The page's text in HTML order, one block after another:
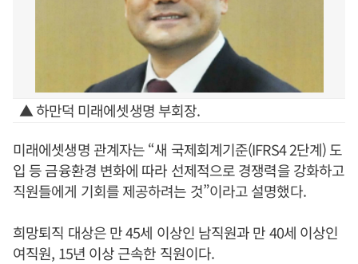
▲ 하만덕 미래에셋생명 부회장.
미래에셋생명 관계자는 “새 국제회계기준(IFRS4 2단계) 도
입 등 금융환경 변화에 따라 선제적으로 경쟁력을 강화하고
직원들에게 기회를 제공하려는 것”이라고 설명했다.
희망퇴직 대상은 만 45세 이상인 남직원과 만 40세 이상인
여직원, 15년 이상 근속한 직원이다.